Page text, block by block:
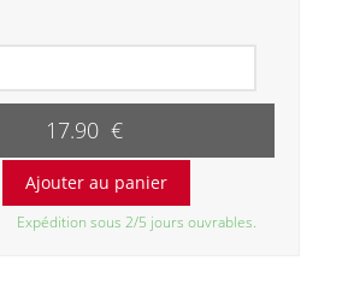
17.90 €
Expédition sous 2/5 jours ouvrables.